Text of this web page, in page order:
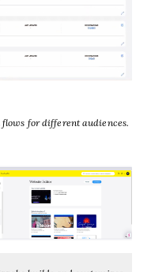
for different audiences.